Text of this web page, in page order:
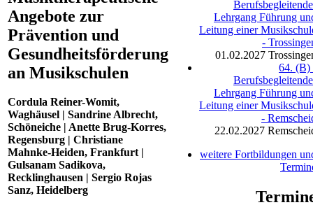
Angebote zur
Prävention und
Gesundheitsförderung
an Musikschulen
Cordula Reiner-Womit,
Waghäusel | Sandrine Albrecht,
Schöneiche | Anette Brug-Korres,
Regensburg | Christiane
Mahnke-Heiden, Frankfurt |
Gulsanam Sadikova,
Recklinghausen | Sergio Rojas
Sanz, Heidelberg
Lehrgang Führung
Leitung einer
-
01.02.2027
64. (B)
Lehrgang Führung
Leitung einer
-
22.02.2027
weitere Fortbildungen